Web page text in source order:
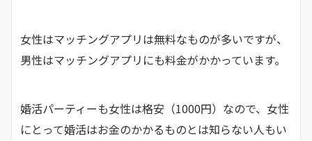
女性はマッチングアプリは無料なものが多いですが、
男性はマッチングアプリにも料金がかかっています。
婚活パーティーも女性は格安（1000円）なので、女性
にとって婚活はお金のかかるものとは知らない人もい